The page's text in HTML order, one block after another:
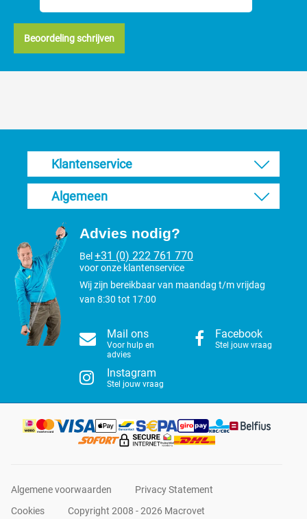
Beoordeling schrijven
Klantenservice
Algemeen
Advies nodig?
Bel +31 (0) 222 761 770
voor onze klantenservice
Wij zijn bereikbaar van maandag t/m vrijdag
van 8:30 tot 17:00
Mail ons
Voor hulp en
advies
Facebook
Stel jouw vraag
Instagram
Stel jouw vraag
Algemene voorwaarden
Privacy Statement
Cookies
Copyright 2008 - 2026 Macrovet